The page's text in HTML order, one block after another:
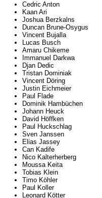
Cedric Anton
Kaan Ari
Joshua Berzkalns
Duncan Brune-Osygus
Vincent Bujalla
Lucas Busch
Amaru Chikeme
Immanuel Darkwa
Djan Dedic
Tristan Dominiak
Vincent Döring
Justin Eichmeier
Paul Flade
Dominik Hambüchen
Johann Heuck
David Höffken
Paul Huckschlag
Sven Janssen
Elias Jassey
Can Kadife
Nico Kalterherberg
Moussa Keita
Tobias Klein
Timo Köhler
Paul Koller
Leonard Kötter